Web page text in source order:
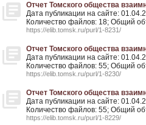
Отчет Томского общества
Дата публикации на сайте:
Количество файлов: 18; Общий
https://elib.tomsk.ru/purl/1-8231/
Отчет Томского общества
Дата публикации на сайте:
Количество файлов: 55; Общий
https://elib.tomsk.ru/purl/1-8230/
Отчет Томского общества
Дата публикации на сайте:
Количество файлов: 55; Общий
https://elib.tomsk.ru/purl/1-8229/